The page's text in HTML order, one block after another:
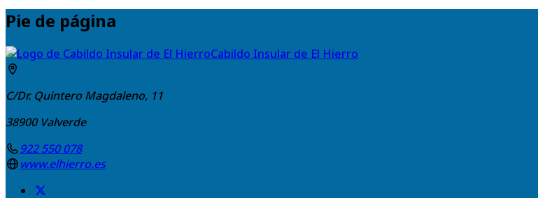
Pie de página
Cabildo Insular de El Hierro
C/Dr. Quintero Magdaleno, 11
38900 Valverde
922 550 078
www.elhierro.es